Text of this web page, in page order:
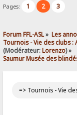
Pages: 1 2 3
Forum FFL-ASL» Les
Tournois - Vie des clubs :
(Modérateur:Lorenzo) »
Saumur Musée des